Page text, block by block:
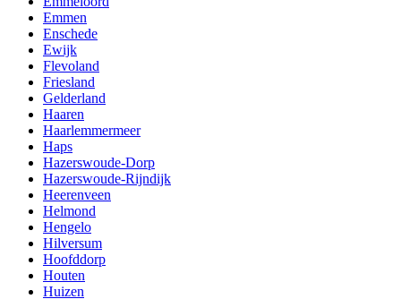
Emmen
Enschede
Ewijk
Flevoland
Friesland
Gelderland
Haaren
Haarlemmermeer
Haps
Hazerswoude-Dorp
Hazerswoude-Rijndijk
Heerenveen
Helmond
Hengelo
Hilversum
Hoofddorp
Houten
Huizen